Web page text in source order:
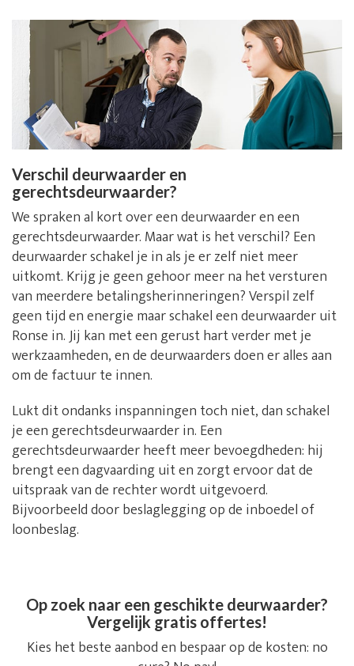
Verschil deurwaarder en
gerechtsdeurwaarder?
We spraken al kort over een deurwaarder en een
gerechtsdeurwaarder. Maar wat is het verschil? Een
deurwaarder schakel je in als je er zelf niet meer
uitkomt. Krijg je geen gehoor meer na het versturen
van meerdere betalingsherinneringen? Verspil zelf
geen tijd en energie maar schakel een deurwaarder uit
Ronse in. Jij kan met een gerust hart verder met je
werkzaamheden, en de deurwaarders doen er alles aan
om de factuur te innen.
Lukt dit ondanks inspanningen toch niet, dan schakel
je een gerechtsdeurwaarder in. Een
gerechtsdeurwaarder heeft meer bevoegdheden: hij
brengt een dagvaarding uit en zorgt ervoor dat de
uitspraak van de rechter wordt uitgevoerd.
Bijvoorbeeld door beslaglegging op de inboedel of
loonbeslag.
Op zoek naar een geschikte deurwaarder?
Vergelijk gratis offertes!
Kies het beste aanbod en bespaar op de kosten: no